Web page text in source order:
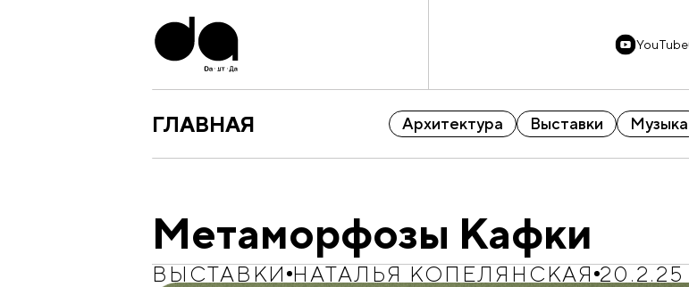
YouTube
ГЛАВНАЯ Архитектура Выставки Музыка
Метаморфозы Кафки
ВЫСТАВКИ НАТАЛЬЯ КОПЕЛЯНСКАЯ 20.2.25